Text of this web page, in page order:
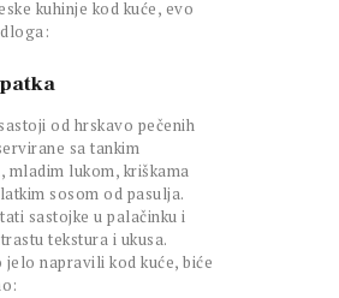
kuhinje kod kuće, evo
od hrskavo pečenih
sa tankim
mladim lukom, kriškama
sosom od pasulja.
sastojke u palačinku i
tekstura i ukusa.
jelo napravili kod kuće, biće